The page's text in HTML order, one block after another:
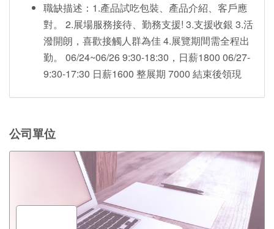
職缺描述：1.產品試吃包裝、產品介紹、客戶應
對。 2.展場服務接待、勤務支援! 3.支援收銀 3.活
潑開朗，喜歡接觸人群為佳 4.展覽期間需全程出
勤。 06/24~06/26 9:30-18:30，日薪1800 06/27-
9:30-17:30 日薪1600 整展期 7000 結束後領現
公司單位